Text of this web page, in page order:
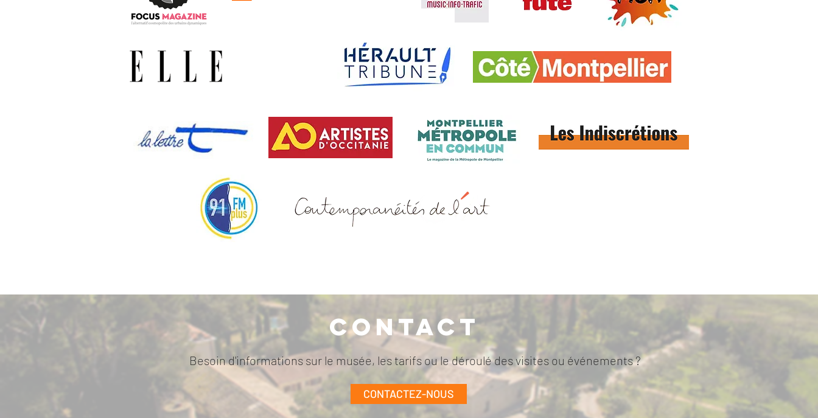
Contact
Besoin d'informations sur le musée, les tarifs ou le déroulé des visites ou événements ?
CONTACTEZ-NOUS